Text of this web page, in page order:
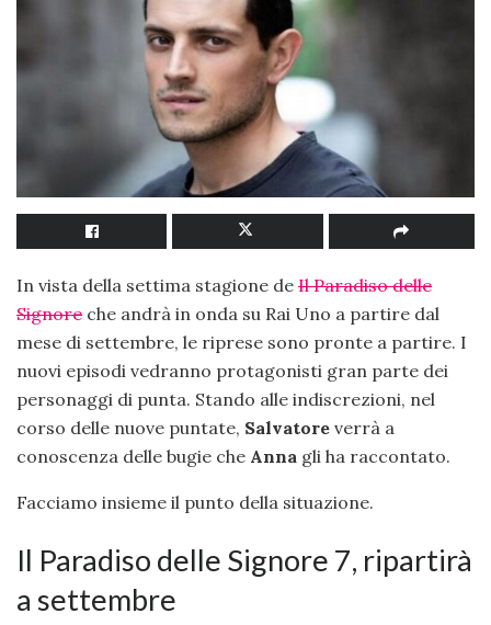
In vista della settima stagione de Il Paradiso delle
Signore che andrà in onda su Rai Uno a partire dal
mese di settembre, le riprese sono pronte a partire. I
nuovi episodi vedranno protagonisti gran parte dei
personaggi di punta. Stando alle indiscrezioni, nel
corso delle nuove puntate, Salvatore verrà a
conoscenza delle bugie che Anna gli ha raccontato.
Facciamo insieme il punto della situazione.
Il Paradiso delle Signore 7, ripartirà
a settembre